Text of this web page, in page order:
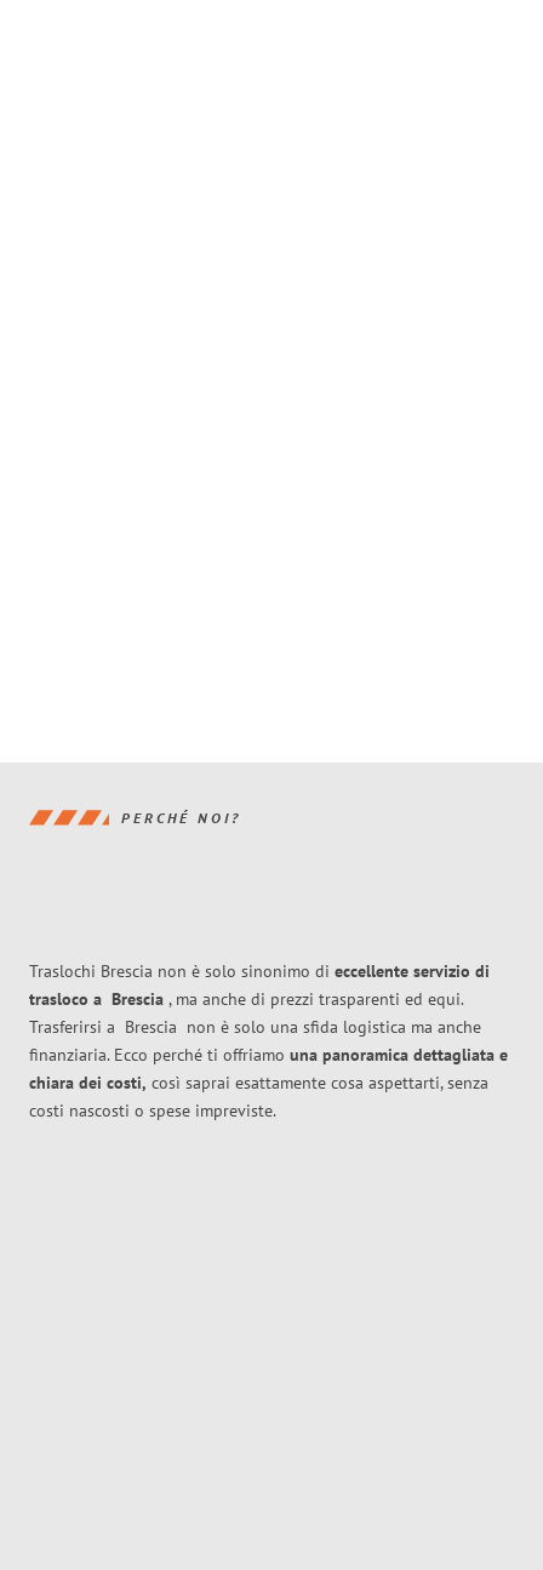
PERCHÉ NOI?
Traslochi Brescia non è solo sinonimo di eccellente servizio di
trasloco a Brescia , ma anche di prezzi trasparenti ed equi.
Trasferirsi a Brescia non è solo una sfida logistica ma anche
finanziaria. Ecco perché ti offriamo una panoramica dettagliata e
chiara dei costi, così saprai esattamente cosa aspettarti, senza
costi nascosti o spese impreviste.